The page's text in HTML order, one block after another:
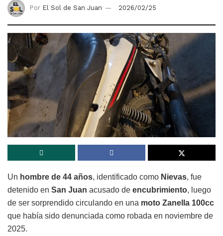
Por El Sol de San Juan 2026/02/25
Un hombre de 44 años, identificado como Nievas, fue
detenido en San Juan acusado de encubrimiento, luego
de ser sorprendido circulando en una moto Zanella 100cc
que había sido denunciada como robada en noviembre de
2025.